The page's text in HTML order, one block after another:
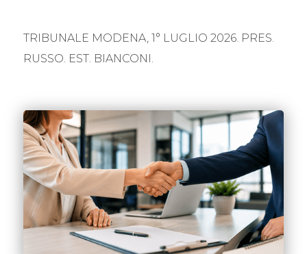
TRIBUNALE MODENA, 1° LUGLIO 2026. PRES.
RUSSO. EST. BIANCONI.